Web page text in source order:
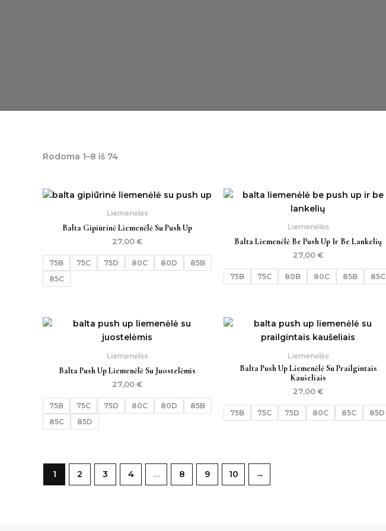
Rodoma 1–8 iš 74
Liemenėlės
Balta Gipiūrinė Liemenėlė Su Push Up
27,00 €
75B 75C 75D 80C 80D
85B
85C
Liemenėlės
Balta Liemenėlė Be Push Up Ir Be Lankelių
27,00 €
75B 75C 80B 80C 85B 85C
Liemenėlės
Balta Push Up Liemenėlė Su Juostelėmis
27,00 €
75B 75C 75D 80C 80D
85B
85C
85D
Liemenėlės
Balta Push Up Liemenėlė Su Prailgintais
Kaušeliais
27,00 €
75B 75C 75D 80C 85C 85D
1 2 3 4 … 8 9 10 →